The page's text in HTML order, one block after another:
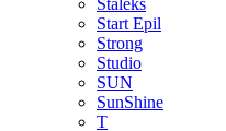
Staleks
Start Epil
Strong
Studio
SUN
SunShine
T